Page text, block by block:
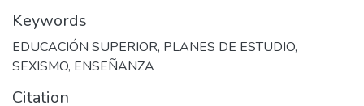
Keywords
EDUCACIÓN SUPERIOR, PLANES DE ESTUDIO,
SEXISMO, ENSEÑANZA
Citation